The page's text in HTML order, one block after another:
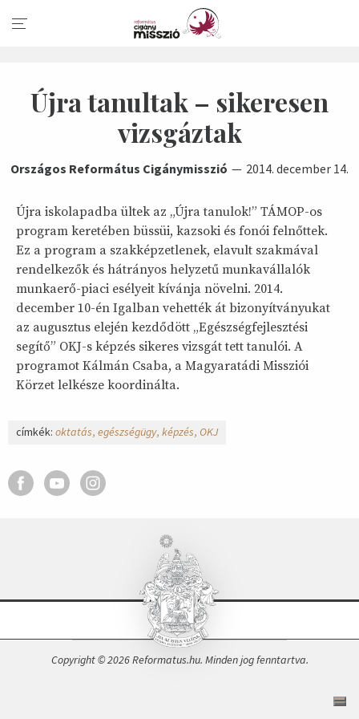
Újra tanultak – sikeresen
vizsgáztak
Országos Református Cigánymisszió 2014. december 14.
Újra iskolapadba ültek az „Újra tanulok!” TÁMOP-os
program keretében büssüi, kazsoki és fonói felnőttek.
Ez a program a szakképzetlenek, elavult szakmával
rendelkezők és hátrányos helyzetű munkavállalók
munkaerő-piaci esélyeit kívánja növelni. 2014.
december 10-én Igalban vehették át bizonyítványukat
az augusztus elején kezdődött „Egészségfejlesztési
segítő” OKJ-s képzés sikeres vizsgát tett tanulói. A
programot Kálmán Csaba, a Magyaratádi Missziói
Körzet lelkésze koordinálta.
címkék: oktatás egészségügy képzés OKJ
Copyright © 2026 Reformatus.hu. Minden jog fenntartva.